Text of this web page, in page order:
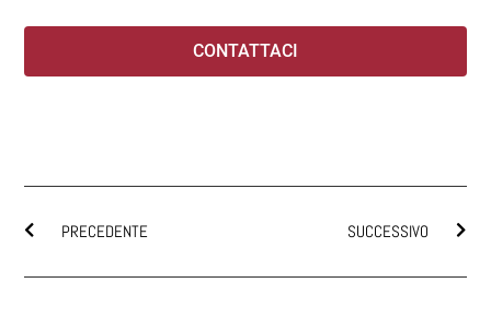
CONTATTACI
PRECEDENTE SUCCESSIVO